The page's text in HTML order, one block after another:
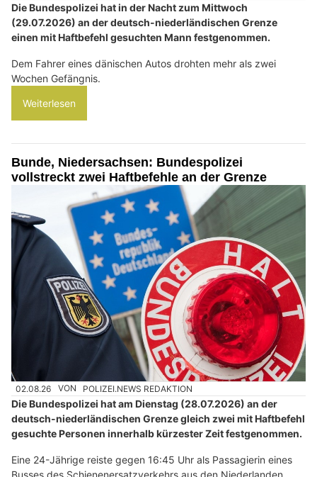
Die Bundespolizei hat in der Nacht zum Mittwoch
(29.07.2026) an der deutsch-niederländischen Grenze
einen mit Haftbefehl gesuchten Mann festgenommen.
Dem Fahrer eines dänischen Autos drohten mehr als zwei
Wochen Gefängnis.
Weiterlesen
Bunde, Niedersachsen: Bundespolizei
vollstreckt zwei Haftbefehle an der Grenze
02.08.26 VON POLIZEI.NEWS REDAKTION
Die Bundespolizei hat am Dienstag (28.07.2026) an der
deutsch-niederländischen Grenze gleich zwei mit Haftbefehl
gesuchte Personen innerhalb kürzester Zeit festgenommen.
Eine 24-Jährige reiste gegen 16:45 Uhr als Passagierin eines
Busses des Schienenersatzverkehrs aus den Niederlanden